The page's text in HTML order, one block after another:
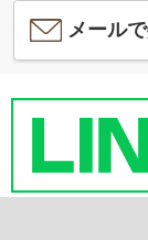
メール